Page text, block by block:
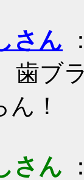
さん
歯ブ
！
さん